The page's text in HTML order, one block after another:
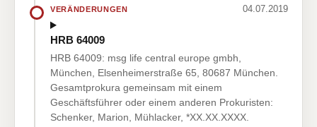
VERÄNDERUNGEN 04.07.2019
HRB 64009
HRB 64009: msg life central europe gmbh,
München, Elsenheimerstraße 65, 80687 München.
Gesamtprokura gemeinsam mit einem
Geschäftsführer oder einem anderen Prokuristen:
Schenker, Marion, Mühlacker, *XX.XX.XXXX.